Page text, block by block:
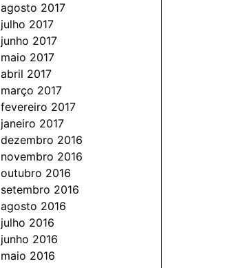
agosto 2017
julho 2017
junho 2017
maio 2017
abril 2017
março 2017
fevereiro 2017
janeiro 2017
dezembro 2016
novembro 2016
outubro 2016
setembro 2016
agosto 2016
julho 2016
junho 2016
maio 2016